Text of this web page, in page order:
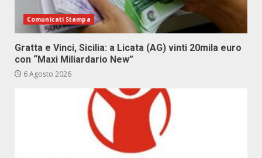
Comunicati Stampa
Gratta e Vinci, Sicilia: a Licata (AG) vinti 20mila euro
con “Maxi Miliardario New”
6 Agosto 2026